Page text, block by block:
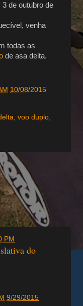
de outubro de
venha
todas as
de asa delta.
10/08/2015
, voo duplo,
PM
do
9/29/2015